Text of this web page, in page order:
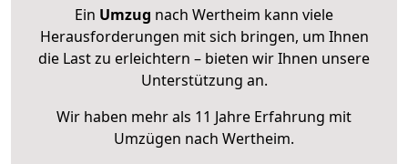
Ein Umzug nach Wertheim kann viele
Herausforderungen mit sich bringen, um Ihnen
die Last zu erleichtern – bieten wir Ihnen unsere
Unterstützung an.
Wir haben mehr als 11 Jahre Erfahrung mit
Umzügen nach Wertheim.